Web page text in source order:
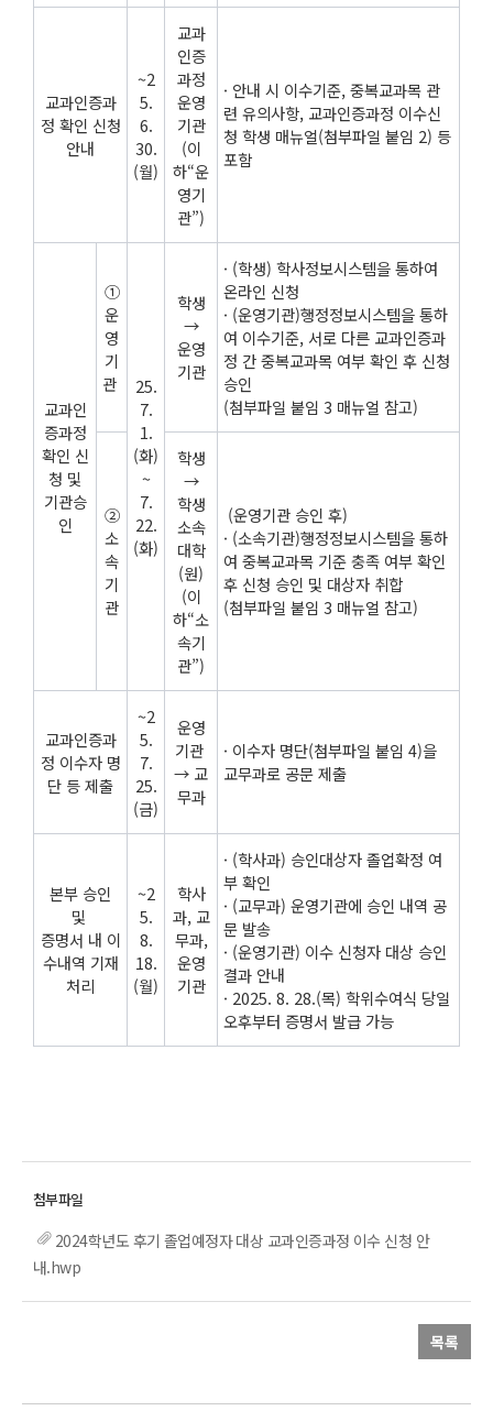
교과인증과
정 확인 신청
안내
~2
5.
6.
30.
(월)
교과
인증
과정
운영
기관
(이
하“운
영기
관”)
· 안내 시 이수기준, 중복교과목 관
련 유의사항, 교과인증과정 이수신
청 학생 매뉴얼(첨부파일 붙임 2) 등
포함
교과인
증과정
확인 신
청 및
기관승
인
①
운
영
기
관
25.
7.
1.
(화)
~
7.
22.
(화)
학생
→
운영
기관
· (학생) 학사정보시스템을 통하여
온라인 신청
· (운영기관)행정정보시스템을 통하
여 이수기준, 서로 다른 교과인증과
정 간 중복교과목 여부 확인 후 신청
승인
(첨부파일 붙임 3 매뉴얼 참고)
②
소
속
기
관
학생
→
학생
소속
대학
(원)
(이
하“소
속기
관”)
(운영기관 승인 후)
· (소속기관)행정정보시스템을 통하
여 중복교과목 기준 충족 여부 확인
후 신청 승인 및 대상자 취합
(첨부파일 붙임 3 매뉴얼 참고)
교과인증과
정 이수자 명
단 등 제출
~2
5.
7.
25.
(금)
운영
기관
→ 교
무과
· 이수자 명단(첨부파일 붙임 4)을
교무과로 공문 제출
본부 승인
및
증명서 내 이
수내역 기재
처리
~2
5.
8.
18.
(월)
학사
과, 교
무과,
운영
기관
· (학사과) 승인대상자 졸업확정 여
부 확인
· (교무과) 운영기관에 승인 내역 공
문 발송
· (운영기관) 이수 신청자 대상 승인
결과 안내
· 2025. 8. 28.(목) 학위수여식 당일
오후부터 증명서 발급 가능
2024학년도 후기 졸업예정자 대상 교과인증과정 이수 신청 안
내.hwp
목록